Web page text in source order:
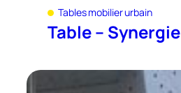
Tables mobilier urbain
Table – Synergie